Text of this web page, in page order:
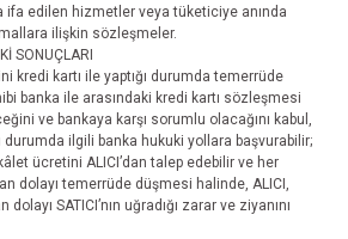
ifa edilen hizmetler veya tüketiciye anında
ilişkin sözleşmeler.
SONUÇLARI
kredi kartı ile yaptığı durumda temerrüde
banka ile arasındaki kredi kartı sözleşmesi
ve bankaya karşı sorumlu olacağını kabul,
durumda ilgili banka hukuki yollara başvurabilir;
ücretini ALICI’dan talep edebilir ve her
dolayı temerrüde düşmesi halinde, ALICI,
SATICI’nın uğradığı zarar ve ziyanını